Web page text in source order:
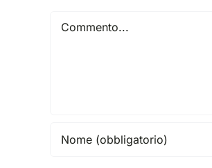
Commento